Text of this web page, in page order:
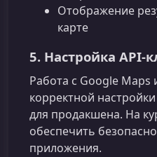
Отображение
карте
5. Настройка API-
Работа с Google Maps
корректной
для продакшена. На
обеспечить
приложения.